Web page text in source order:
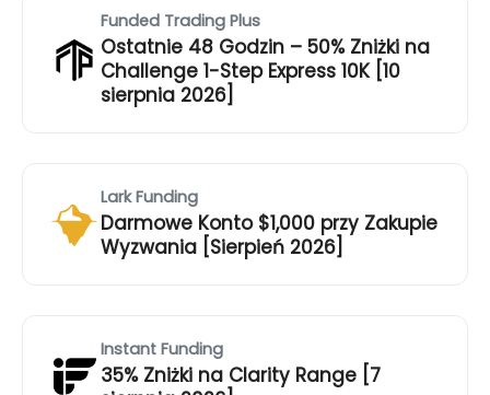
Funded Trading Plus
Ostatnie 48 Godzin – 50% Zniżki na
Challenge 1-Step Express 10K [10
sierpnia 2026]
Lark Funding
Darmowe Konto $1,000 przy Zakupie
Wyzwania [Sierpień 2026]
Instant Funding
35% Zniżki na Clarity Range [7